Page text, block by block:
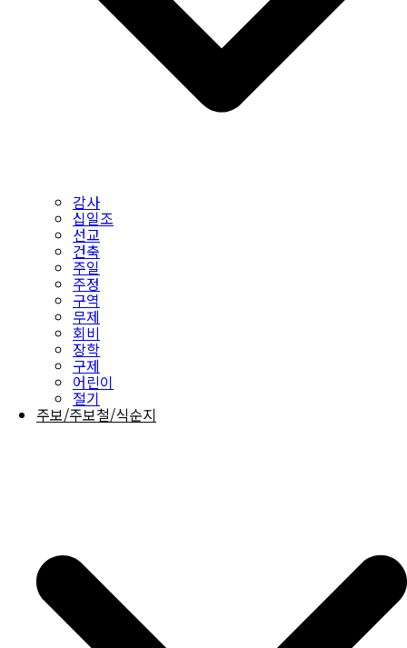
감사
십일조
선교
건축
주일
주정
구역
무제
회비
장학
구제
어린이
절기
주보/주보철/식순지